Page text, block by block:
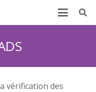
vérification des